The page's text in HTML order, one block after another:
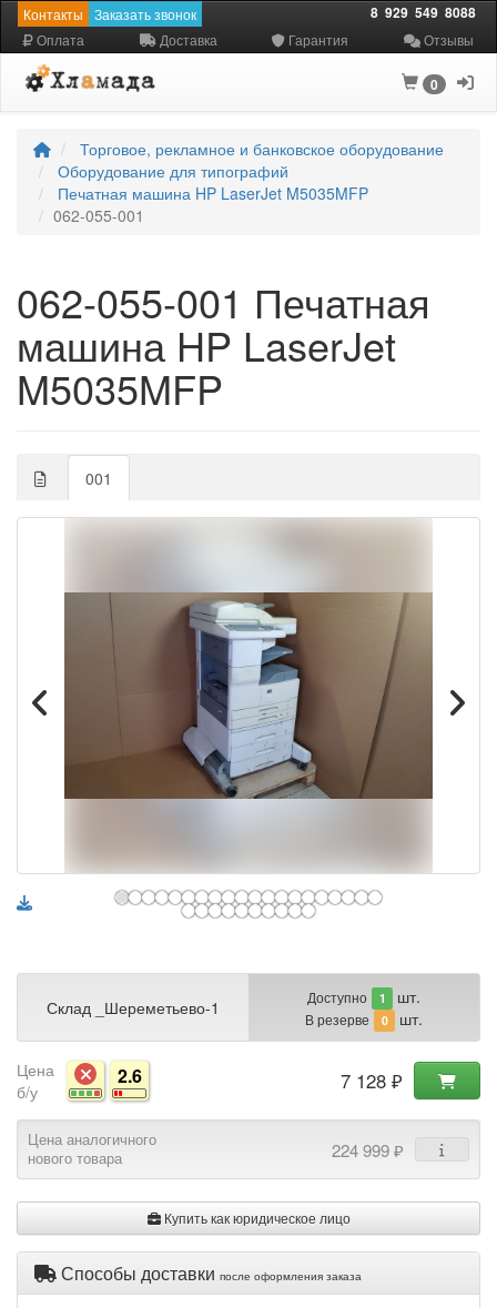
Контакты Заказать звонок 8 929 549 8088
Оплата Доставка Гарантия Отзывы
0
Торговое, рекламное и банковское оборудование
Оборудование для типографий
Печатная машина HP LaserJet M5035MFP
062-055-001
062-055-001 Печатная
машина HP LaserJet
M5035MFP
001
Склад _Шереметьево-1 Доступно 1 шт.
В резерве 0 шт.
Цена
б/у
2.6 7 128 ₽
Цена аналогичного
нового товара
224 999 ₽
Купить как юридическое лицо
Способы доставки после оформления заказа